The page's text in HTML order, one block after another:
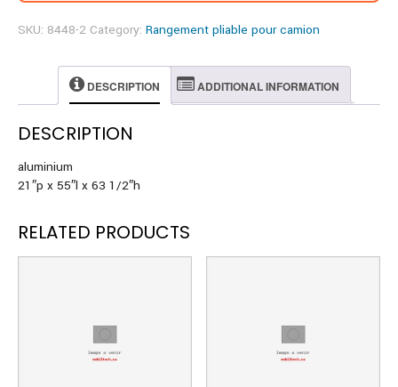
SKU: 8448-2 Category: Rangement pliable pour camion
DESCRIPTION ADDITIONAL INFORMATION
DESCRIPTION
aluminium
21″p x 55″l x 63 1/2″h
RELATED PRODUCTS